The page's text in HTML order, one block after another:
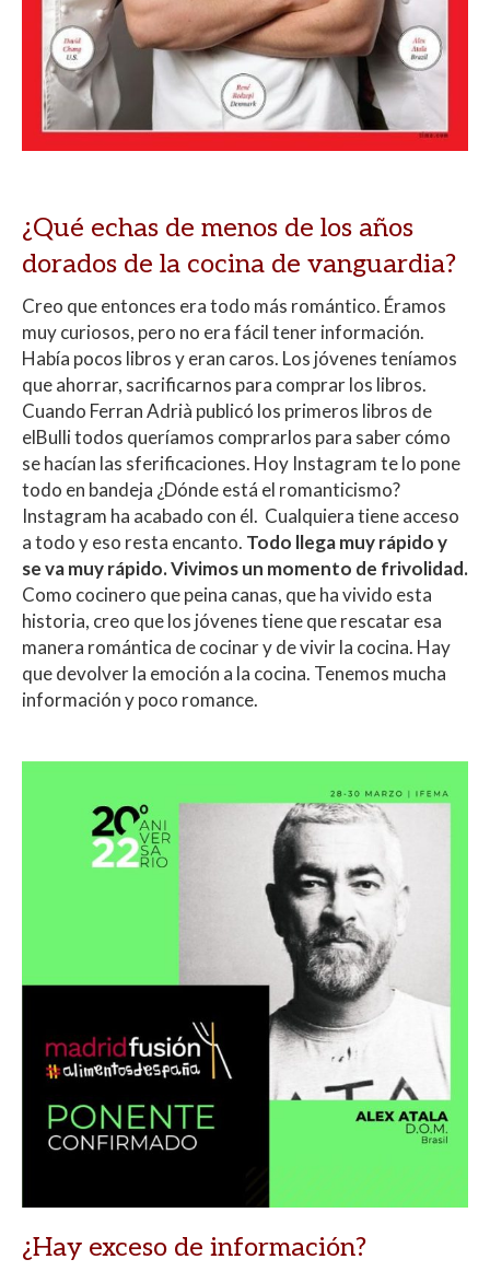
¿Qué echas de menos de los años
dorados de la cocina de vanguardia?
Creo que entonces era todo más romántico. Éramos
muy curiosos, pero no era fácil tener información.
Había pocos libros y eran caros. Los jóvenes teníamos
que ahorrar, sacrificarnos para comprar los libros.
Cuando Ferran Adrià publicó los primeros libros de
elBulli todos queríamos comprarlos para saber cómo
se hacían las sferificaciones. Hoy Instagram te lo pone
todo en bandeja ¿Dónde está el romanticismo?
Instagram ha acabado con él. Cualquiera tiene acceso
a todo y eso resta encanto. Todo llega muy rápido y
se va muy rápido. Vivimos un momento de frivolidad.
Como cocinero que peina canas, que ha vivido esta
historia, creo que los jóvenes tiene que rescatar esa
manera romántica de cocinar y de vivir la cocina. Hay
que devolver la emoción a la cocina. Tenemos mucha
información y poco romance.
¿Hay exceso de información?